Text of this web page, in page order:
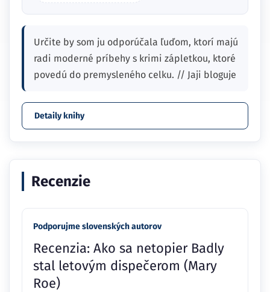
Určite by som ju odporúčala ľuďom, ktorí majú
radi moderné príbehy s krimi zápletkou, ktoré
povedú do premysleného celku. // Jaji bloguje
Detaily knihy
Recenzie
Podporujme slovenských autorov
Recenzia: Ako sa netopier Badly
stal letovým dispečerom (Mary
Roe)